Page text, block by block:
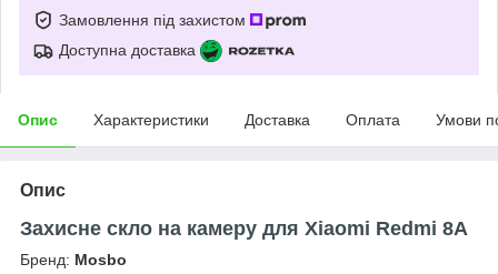
Замовлення під захистом
Доступна доставка
Опис Характеристики Доставка Оплата Умови
Опис
Захисне скло на камеру для Xiaomi Redmi 8A
Бренд: Mosbo